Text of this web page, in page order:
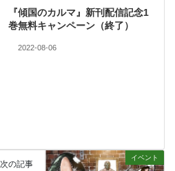
『傾国のカルマ』新刊配信記念1
巻無料キャンペーン（終了）
2022-08-06
イベント
次の記事